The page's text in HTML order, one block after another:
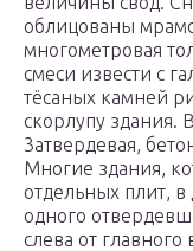
облицованы
многометровая
смеси извести с
тёсаных камней
скорлупу здания.
3атвердевая,
Многие здания,
отдельных плит, в
одного
слева от